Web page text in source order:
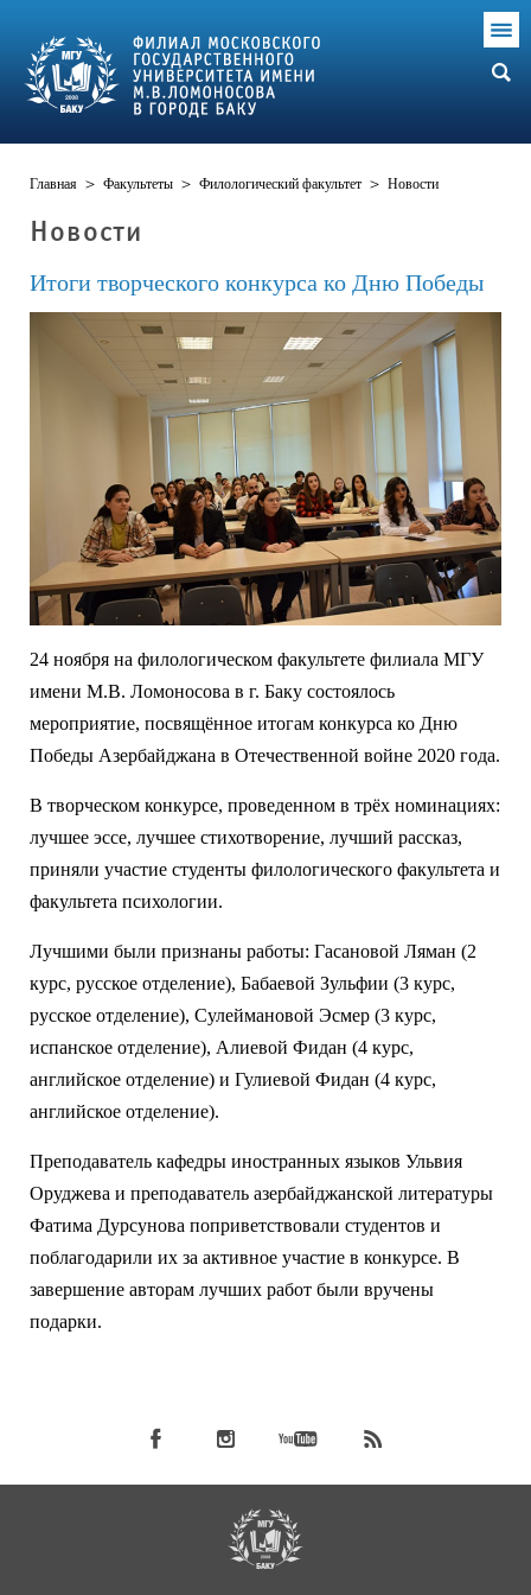
Главная > Факультеты > Филологический факультет > Новости
Новости
Итоги творческого конкурса ко Дню Победы
24 ноября на филологическом факультете филиала МГУ
имени М.В. Ломоносова в г. Баку состоялось
мероприятие, посвящённое итогам конкурса ко Дню
Победы Азербайджана в Отечественной войне 2020 года.
В творческом конкурсе, проведенном в трёх номинациях:
лучшее эссе, лучшее стихотворение, лучший рассказ,
приняли участие студенты филологического факультета и
факультета психологии.
Лучшими были признаны работы: Гасановой Ляман (2
курс, русское отделение), Бабаевой Зульфии (3 курс,
русское отделение), Сулеймановой Эсмер (3 курс,
испанское отделение), Алиевой Фидан (4 курс,
английское отделение) и Гулиевой Фидан (4 курс,
английское отделение).
Преподаватель кафедры иностранных языков Ульвия
Оруджева и преподаватель азербайджанской литературы
Фатима Дурсунова поприветствовали студентов и
поблагодарили их за активное участие в конкурсе. В
завершение авторам лучших работ были вручены
подарки.